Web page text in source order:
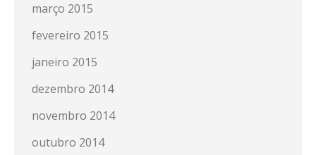
março 2015
fevereiro 2015
janeiro 2015
dezembro 2014
novembro 2014
outubro 2014